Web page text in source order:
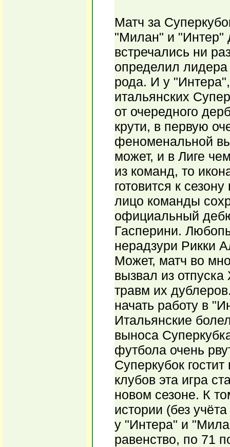
Матч за
"Милан" и "Интер"
встречались ни
определил
рода. И у
итальянских
от очередного
крути, в первую
феноменальной
может, и в Лиге
из команд, то
готовится к
лицо команды
официальный
Гасперини.
нерадзури Рикки
Может, матч во
вызвал из
травм их
начать работу в
Итальянские
выноса
футбола очень
Суперкубок
клубов эта игра
новом сезоне. К
истории (без
у "Интера" и
равенство, по 71